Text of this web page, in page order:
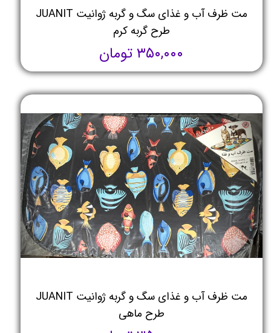
مت ظرف آب و غذای سگ و گربه ژوانیت JUANIT
طرح گربه کرم
۳۵۰,۰۰۰ تومان
مت ظرف آب و غذای سگ و گربه ژوانیت JUANIT
طرح ماهی